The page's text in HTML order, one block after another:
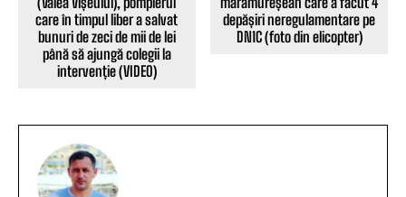
care în timpul liber a salvat
bunuri de zeci de mii de lei
până să ajungă colegii la
intervenție (VIDEO)
depășiri neregulamentare pe
DN1C (foto din elicopter)